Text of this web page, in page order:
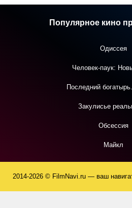
Популярное кино
Одиссея
Человек-паук:
Последний
Закулисье
Обсессия
Майкл
2014-2026 © FilmNavi.ru — ваш